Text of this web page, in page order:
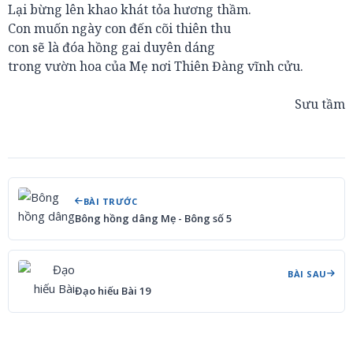
Lại bừng lên khao khát tỏa hương thầm.
Con muốn ngày con đến cõi thiên thu
con sẽ là đóa hồng gai duyên dáng
trong vườn hoa của Mẹ nơi Thiên Đàng vĩnh cửu.
Sưu tầm
BÀI TRƯỚC
Bông hồng dâng Mẹ - Bông số 5
BÀI SAU
Đạo hiếu Bài 19